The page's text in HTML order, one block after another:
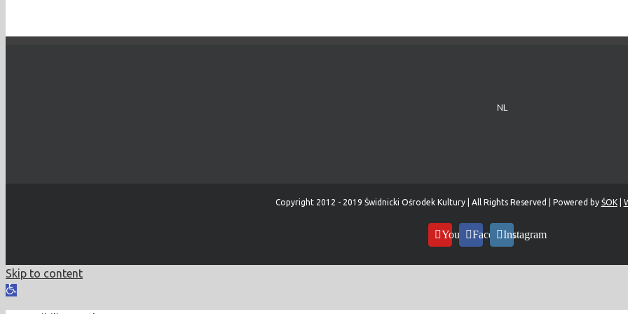
NL
Copyright 2012 - 2019 Świdnicki Ośrodek Kultury | All Rights Reserved | Powered by ŚOK|
YouTubeFacebookInstagram
Skip to content
Open